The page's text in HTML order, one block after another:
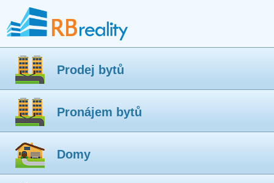
Prodej bytů
Pronájem bytů
Domy